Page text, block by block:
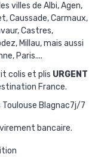
villes de Albi, Agen,
Caussade, Carmaux,
Castres,
Millau, mais aussi
Paris....
colis et plis URGENT
France.
Blagnac7j/7
bancaire.